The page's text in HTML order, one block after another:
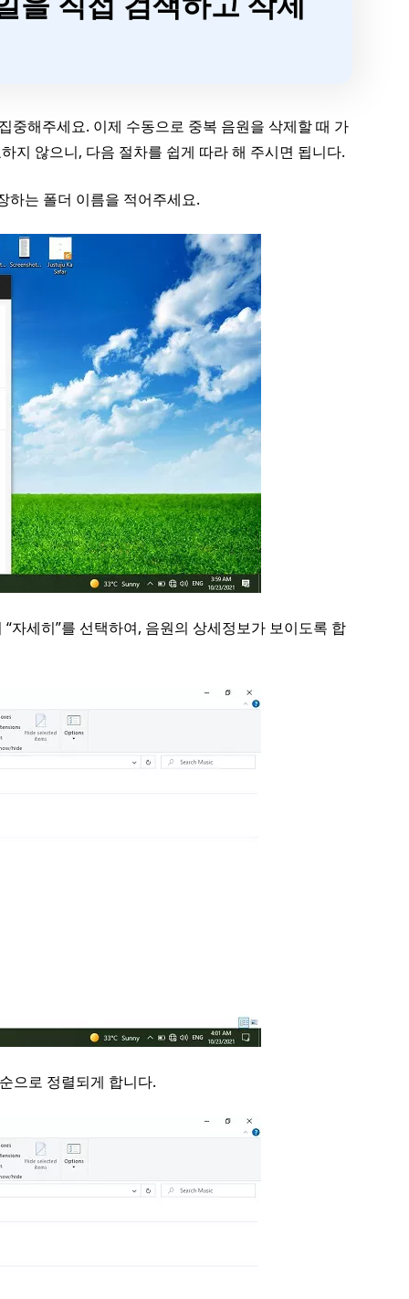
중해주세요. 이제 수동으로 중복 음원을 삭제할 때 가
지 않으니, 다음 절차를 쉽게 따라 해 주시면 됩니다.
하는 폴더 이름을 적어주세요.
자세히”를 선택하여, 음원의 상세정보가 보이도록 합
으로 정렬되게 합니다.